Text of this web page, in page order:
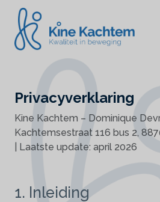
Privacyverklaring
Kine Kachtem – Dominique
Kachtemsestraat 116 bus 2,
| Laatste update: april 2026
1. Inleiding